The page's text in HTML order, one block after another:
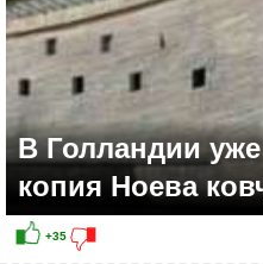
В Голландии
копия Ноева